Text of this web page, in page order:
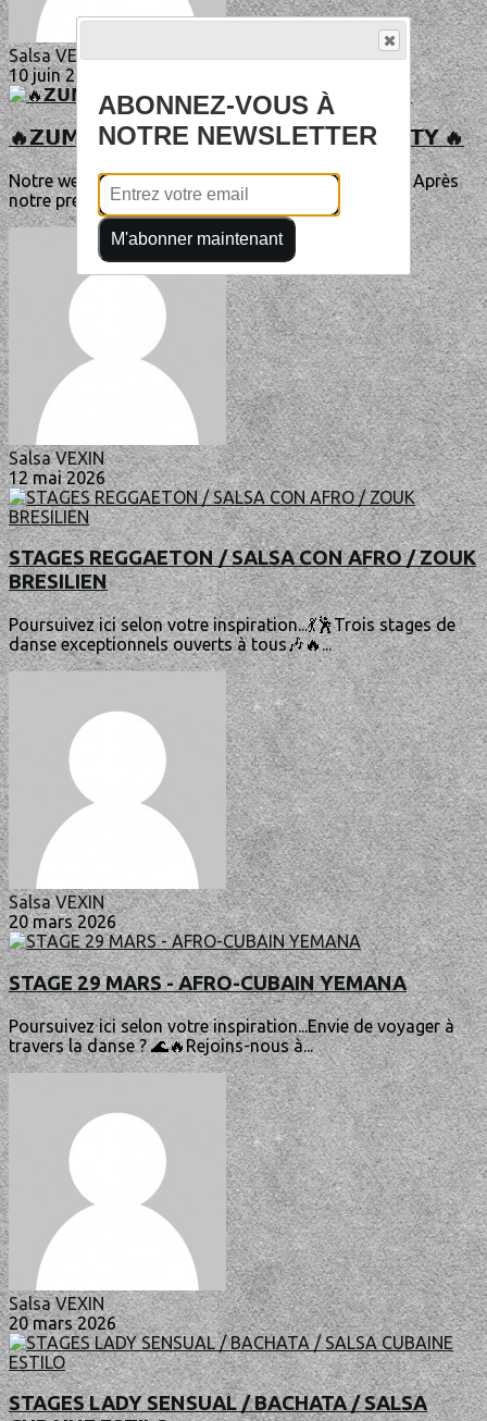
Salsa VEXIN
10 juin 2026
🔥𝗭𝗨𝗠𝗕𝗔 - 𝗗𝗝𝗘𝗠𝗕𝗘𝗟 - 𝗥𝗘𝗣𝗔𝗥𝗧𝗢 𝗣𝗔𝗥𝗧𝗬 🔥
Notre week-end Fiesta Latina à Menucourt continu. Après
notre première journée, nos instructeurs...
Salsa VEXIN
12 mai 2026
STAGES REGGAETON / SALSA CON AFRO / ZOUK
BRESILIEN
Poursuivez ici selon votre inspiration...💃🕺Trois stages de
danse exceptionnels ouverts à tous🎶🔥...
Salsa VEXIN
20 mars 2026
STAGE 29 MARS - AFRO-CUBAIN YEMANA
Poursuivez ici selon votre inspiration...Envie de voyager à
travers la danse ? 🌊🔥Rejoins-nous à...
Salsa VEXIN
20 mars 2026
STAGES LADY SENSUAL / BACHATA / SALSA
ABONNEZ-VOUS À
NOTRE NEWSLETTER
M'abonner maintenant